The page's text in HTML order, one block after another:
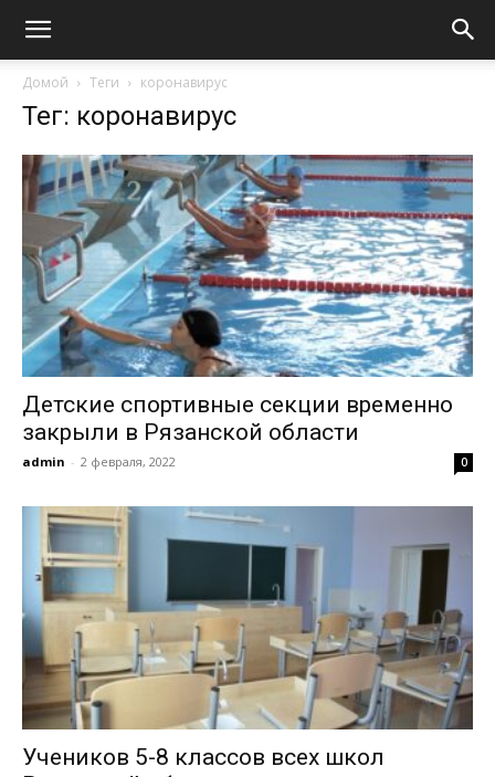
Домой Теги коронавирус
Тег: коронавирус
Детские спортивные секции временно
закрыли в Рязанской области
admin - 2 февраля, 2022 0
Учеников 5-8 классов всех школ